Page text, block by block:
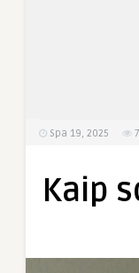
Spa 19, 2025
Kaip